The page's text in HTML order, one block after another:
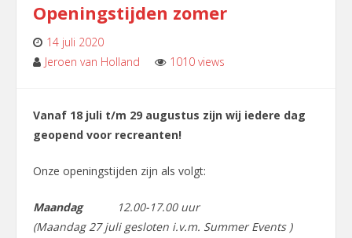
Openingstijden zomer
14 juli 2020
Jeroen van Holland
a
comment
1010 views
Vanaf 18 juli t/m 29 augustus zijn wij iedere dag
geopend voor recreanten!
Onze openingstijden zijn als volgt:
Maandag
12.00-17.00 uur
(Maandag 27 juli gesloten i.v.m. Summer Events )